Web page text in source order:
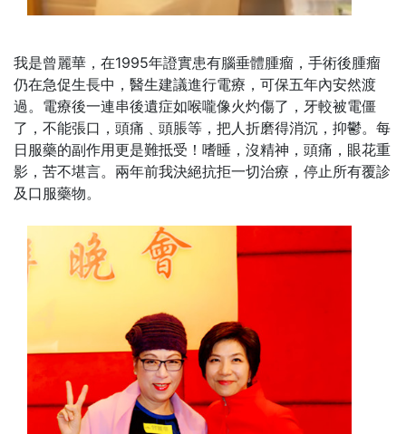
我是曾麗華，在1995年證實患有腦垂體腫瘤，手術後腫瘤
仍在急促生長中，醫生建議進行電療，可保五年內安然渡
過。電療後一連串後遺症如喉嚨像火灼傷了，牙較被電僵
了，不能張口，頭痛﹑頭脹等，把人折磨得消沉，抑鬱。每
日服藥的副作用更是難抵受！嗜睡，沒精神，頭痛，眼花重
影，苦不堪言。兩年前我決絕抗拒一切治療，停止所有覆診
及口服藥物。